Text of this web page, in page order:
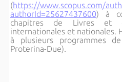
(https://www.scopus.com/
authorId=25627437600) à
chapitres de Livres et
internationales et nationales.
à plusieurs programmes
Proterina-Due).